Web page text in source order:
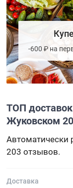
-600 ₽ на
ТОП
Жуковском
Автоматически
203 отзывов.
Доставка